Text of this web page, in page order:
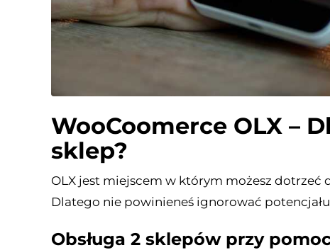
WooCoomerce OLX –
sklep?
OLX jest miejscem w którym możesz
Dlatego nie powinieneś ignorować
Obsługa 2 sklepów przy